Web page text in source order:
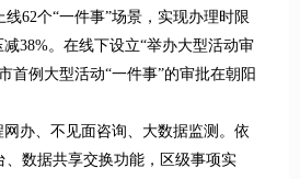
62个“一件事”场景，实现办理时限
38%。在线下设立“举办大型活动审
首例大型活动“一件事”的审批在朝阳
网办、不见面咨询、大数据监测。依
、数据共享交换功能，区级事项实